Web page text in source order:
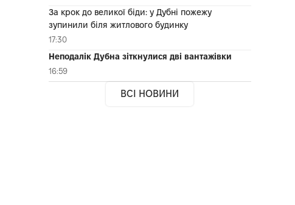
За крок до великої біди: у Дубні пожежу
зупинили біля житлового будинку
17:30
Неподалік Дубна зіткнулися дві вантажівки
16:59
ВСІ НОВИНИ